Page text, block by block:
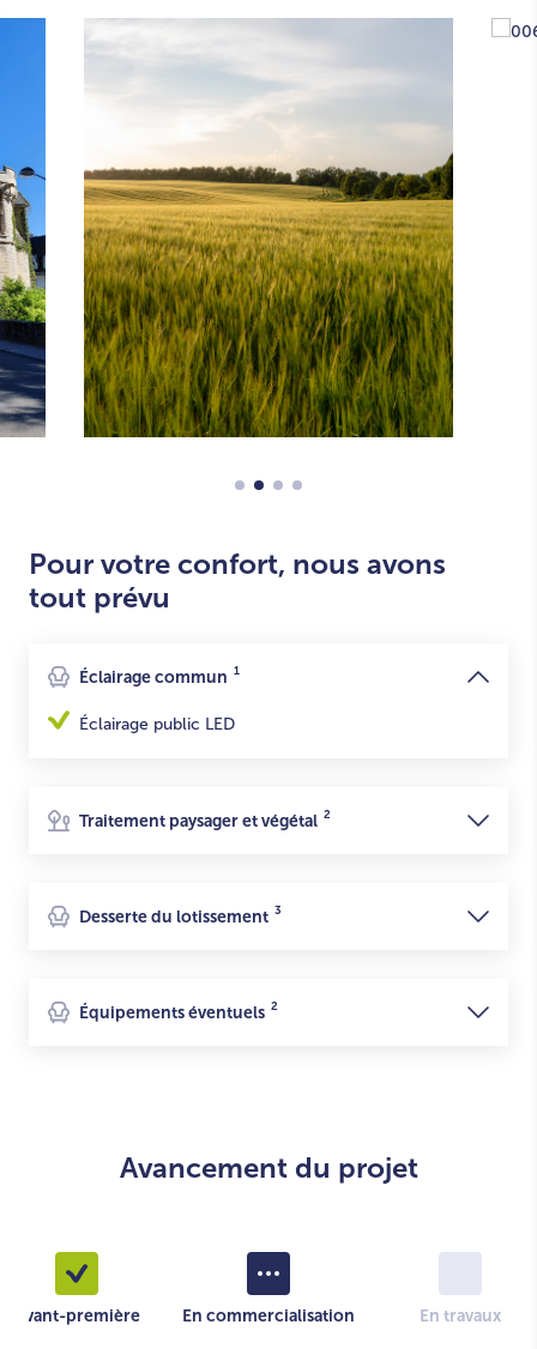
Pour votre confort, nous avons
tout prévu
Éclairage commun 1
Éclairage public LED
Traitement paysager et végétal 2
Desserte du lotissement 3
Équipements éventuels 2
Avancement du projet
Avant-première En commercialisation En travaux